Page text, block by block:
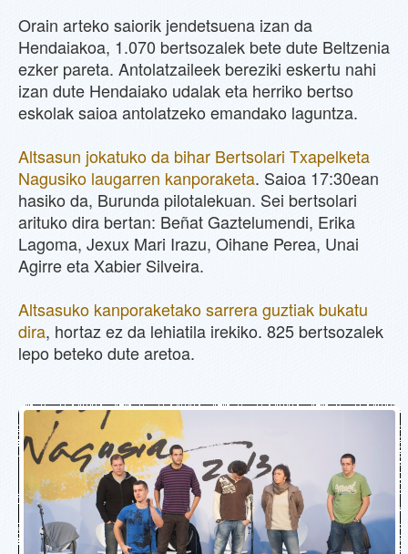
Orain arteko saiorik jendetsuena izan da
Hendaiakoa, 1.070 bertsozalek bete dute Beltzenia
ezker pareta. Antolatzaileek bereziki eskertu nahi
izan dute Hendaiako udalak eta herriko bertso
eskolak saioa antolatzeko emandako laguntza.
Altsasun jokatuko da bihar Bertsolari Txapelketa
Nagusiko laugarren kanporaketa. Saioa 17:30ean
hasiko da, Burunda pilotalekuan. Sei bertsolari
arituko dira bertan: Beñat Gaztelumendi, Erika
Lagoma, Jexux Mari Irazu, Oihane Perea, Unai
Agirre eta Xabier Silveira.
Altsasuko kanporaketako sarrera guztiak bukatu
dira, hortaz ez da lehiatila irekiko. 825 bertsozalek
lepo beteko dute aretoa.